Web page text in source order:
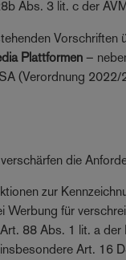
Abs. 3 lit. c der
Plattformen–
(Verordnung
die
zur
Werbung für
88 Abs. 1 lit. a
Art. 16